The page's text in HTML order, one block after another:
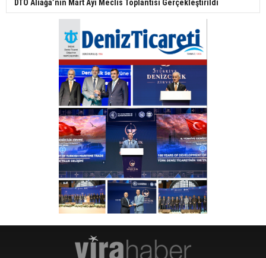
DTO Aliağa’nın Mart Ayı Meclis Toplantısı Gerçekleştirildi